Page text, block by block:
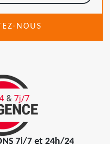
NOUS
7j/7 et 24h/24